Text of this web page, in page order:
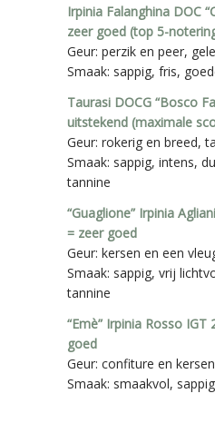
Irpinia Falanghina DOC
zeer goed (top 5-
Geur: perzik en peer,
Smaak: sappig, fris,
Taurasi DOCG “Bosco
uitstekend (maximale
Geur: rokerig en breed,
Smaak: sappig, intens,
tannine
“Guaglione” Irpinia
= zeer goed
Geur: kersen en een
Smaak: sappig, vrij
tannine
“Emè” Irpinia Rosso
goed
Geur: confiture en
Smaak: smaakvol,